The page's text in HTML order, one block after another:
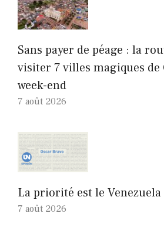
Sans payer de péage : la
visiter 7 villes magiques de
week-end
7 août 2026
La priorité est le Venezuela
7 août 2026